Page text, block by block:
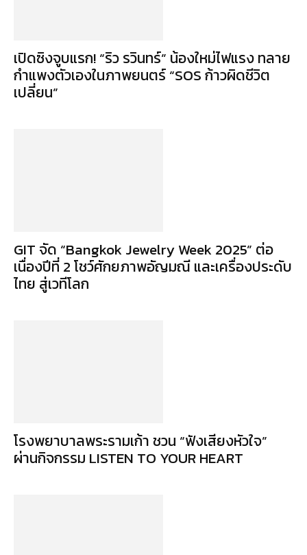
เปิดซิงจูบแรก! “ริว รวินทร์” น้องใหม่ไฟแรง ทลาย
กำแพงตัวเองในภาพยนตร์ “SOS ก้าวผิดชีวิต
เปลี่ยน”
GIT จัด “Bangkok Jewelry Week 2025” ต่อ
เนื่องปีที่ 2 โชว์ศักยภาพอัญมณี และเครื่องประดับ
ไทย สู่เวทีโลก
โรงพยาบาลพระรามเก้า ชวน “ฟังเสียงหัวใจ”
ผ่านกิจกรรม LISTEN TO YOUR HEART